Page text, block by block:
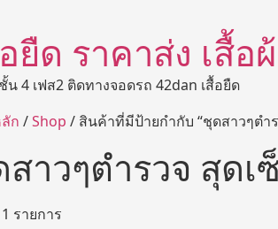
ยืด ราคาส่ง เสื้
น 4 เฟส2 ติดทางจอดรถ 42dan เสื้อยืด
ก /Shop / สินค้าที่มีป้ายกำกับ “ชุดสาวๆตำ
าวๆตำรวจ สุดเ
รายการ